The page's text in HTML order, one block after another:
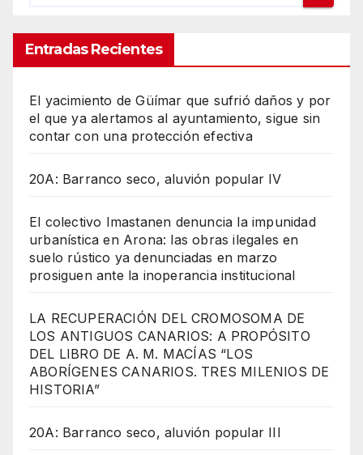
Entradas Recientes
El yacimiento de Güímar que sufrió daños y por
el que ya alertamos al ayuntamiento, sigue sin
contar con una protección efectiva
20A: Barranco seco, aluvión popular IV
El colectivo Imastanen denuncia la impunidad
urbanística en Arona: las obras ilegales en
suelo rústico ya denunciadas en marzo
prosiguen ante la inoperancia institucional
LA RECUPERACIÓN DEL CROMOSOMA DE
LOS ANTIGUOS CANARIOS: A PROPÓSITO
DEL LIBRO DE A. M. MACÍAS “LOS
ABORÍGENES CANARIOS. TRES MILENIOS DE
HISTORIA”
20A: Barranco seco, aluvión popular III